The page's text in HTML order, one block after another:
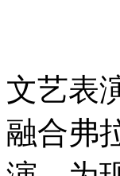
文艺表
融合弗